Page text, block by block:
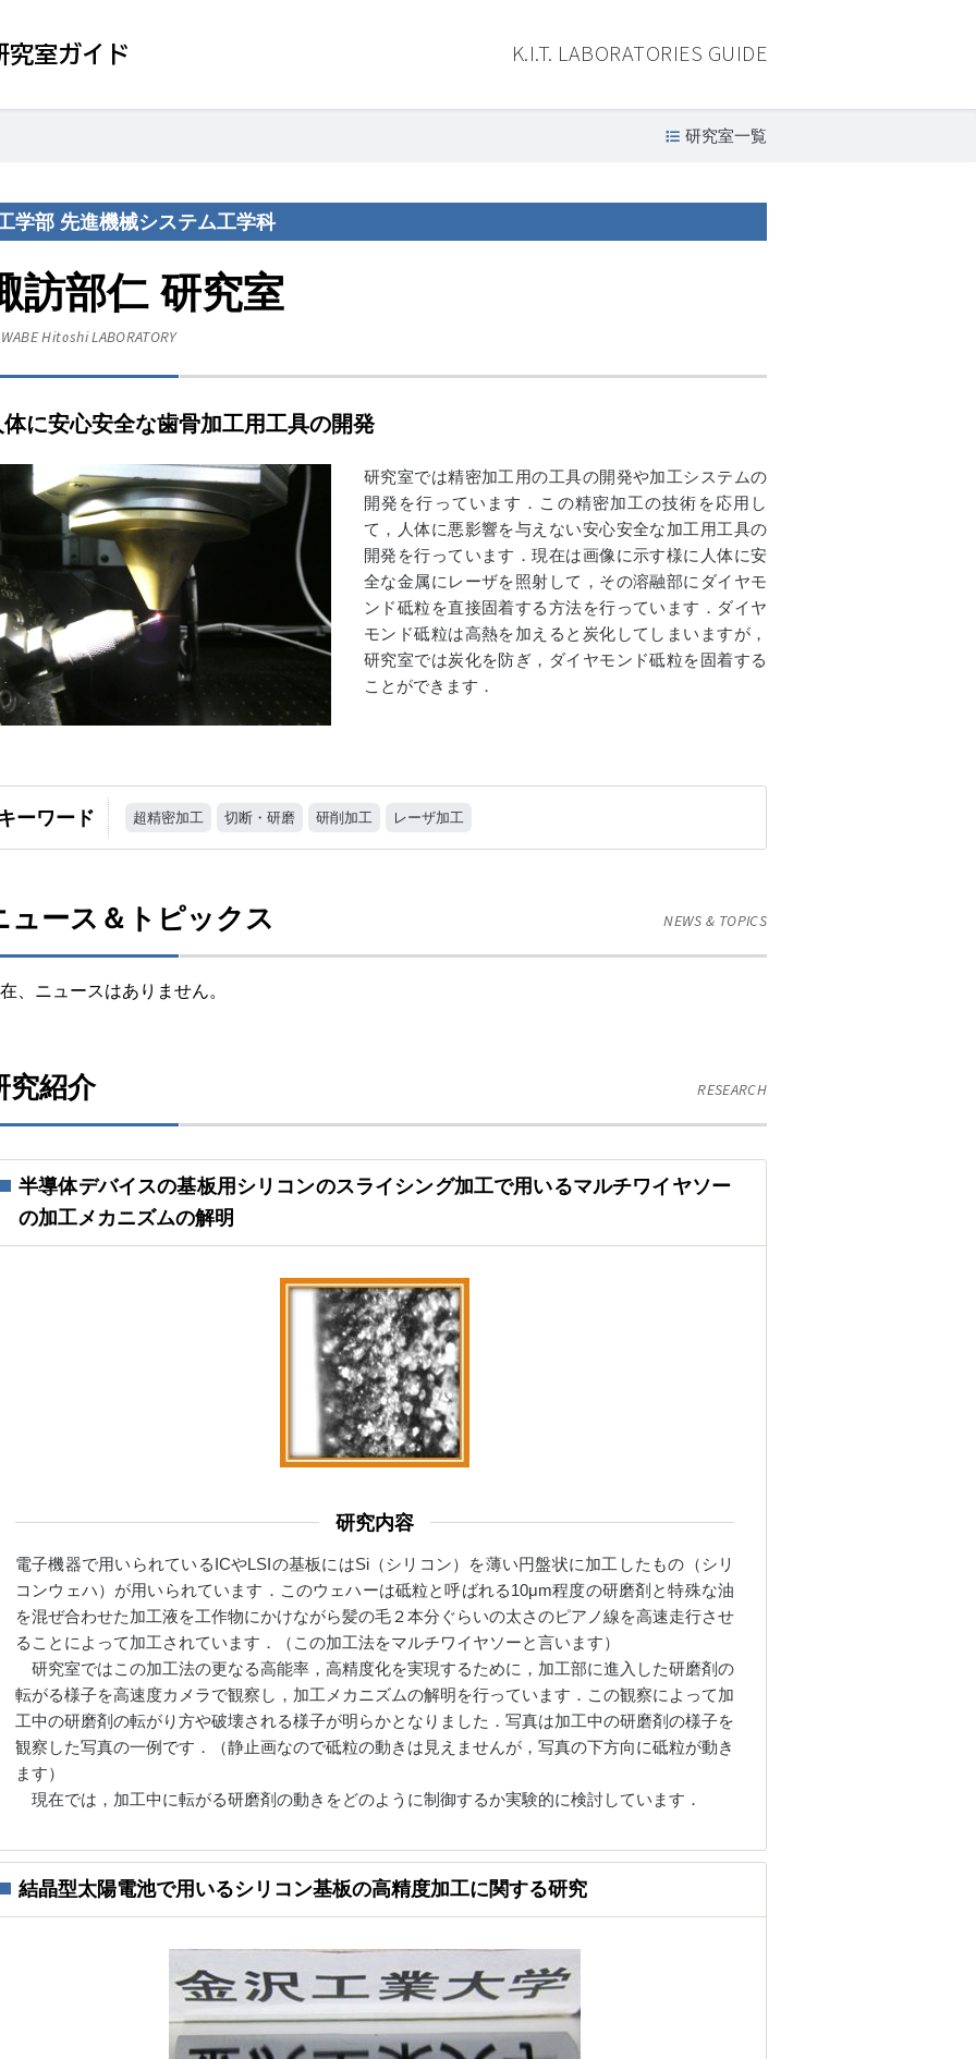
究室ガイド K.I.T. LABORATORIES GUIDE
研究室一覧
学部 先進機械システム工学科
訪部仁 研究室
HitoshiLABORATORY
体に安心安全な歯骨加工用工具の開発
研究室では精密加工用の工具の開発や加工システムの
開発を行っています．この精密加工の技術を応用し
て，人体に悪影響を与えない安心安全な加工用工具の
開発を行っています．現在は画像に示す様に人体に安
全な金属にレーザを照射して，その溶融部にダイヤモ
ンド砥粒を直接固着する方法を行っています．ダイヤ
モンド砥粒は高熱を加えると炭化してしまいますが，
研究室では炭化を防ぎ，ダイヤモンド砥粒を固着する
ことができます．
ーワード 超精密加工 切断・研磨 研削加工 レーザ加工
ュース＆トピックス NEWS & TOPICS
、ニュースはありません。
究紹介 RESEARCH
半導体デバイスの基板用シリコンのスライシング加工で用いるマルチワイヤソー
の加工メカニズムの解明
研究内容
電子機器で用いられているICやLSIの基板にはSi（シリコン）を薄い円盤状に加工したもの（シリ
コンウェハ）が用いられています．このウェハーは砥粒と呼ばれる10μm程度の研磨剤と特殊な油
を混ぜ合わせた加工液を工作物にかけながら髪の毛２本分ぐらいの太さのピアノ線を高速走行させ
ることによって加工されています．（この加工法をマルチワイヤソーと言います）
研究室ではこの加工法の更なる高能率，高精度化を実現するために，加工部に進入した研磨剤の
転がる様子を高速度カメラで観察し，加工メカニズムの解明を行っています．この観察によって加
工中の研磨剤の転がり方や破壊される様子が明らかとなりました．写真は加工中の研磨剤の様子を
観察した写真の一例です．（静止画なので砥粒の動きは見えませんが，写真の下方向に砥粒が動き
ます）
現在では，加工中に転がる研磨剤の動きをどのように制御するか実験的に検討しています．
結晶型太陽電池で用いるシリコン基板の高精度加工に関する研究